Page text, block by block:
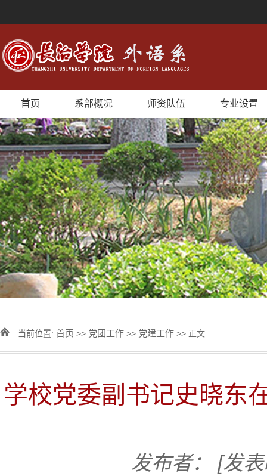
首页 系部概况 师资队伍 专业设置
当前位置: 首页 >> 党团工作 >> 党建工作 >> 正文
学校党委副书记史晓东
发布者： [发